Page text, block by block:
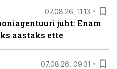
07.08.26, 11:13
juht: Enam
aastaks ette
07.08.26, 09:31